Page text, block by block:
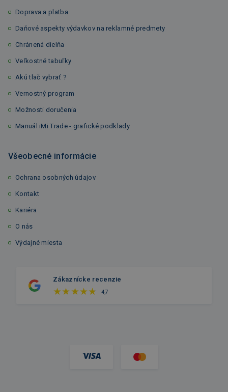
Doprava a platba
Daňové aspekty výdavkov na reklamné predmety
Chránená dielňa
Veľkostné tabuľky
Akú tlač vybrať ?
Vernostný program
Možnosti doručenia
Manuál iMi Trade - grafické podklady
Všeobecné informácie
Ochrana osobných údajov
Kontakt
Kariéra
O nás
Výdajné miesta
Zákaznícke recenzie
4,7